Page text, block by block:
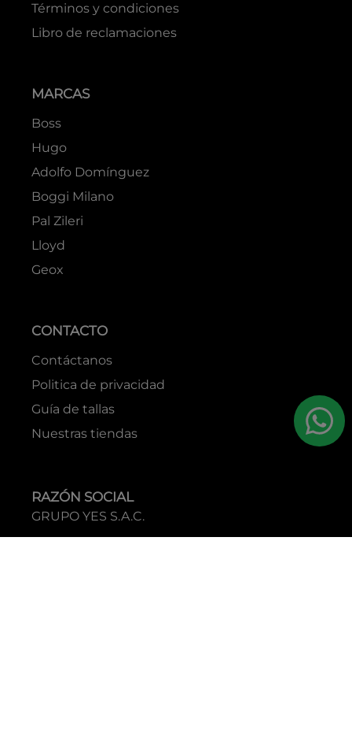
Términos y condiciones
Libro de reclamaciones
MARCAS
Boss
Hugo
Adolfo Domínguez
Boggi Milano
Pal Zileri
Lloyd
Geox
CONTACTO
Contáctanos
Politica de privacidad
Guía de tallas
Nuestras tiendas
RAZÓN SOCIAL
GRUPO YES S.A.C.